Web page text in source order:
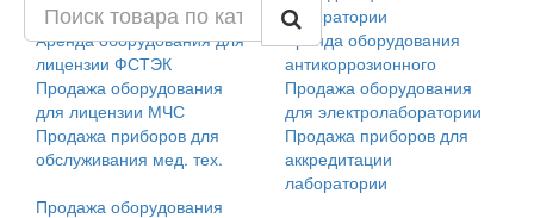
лаборатории
Аренда оборудования для
лицензии ФСТЭК
Аренда оборудования
антикоррозионного
Продажа оборудования
для лицензии МЧС
Продажа оборудования
для электролаборатории
Продажа приборов для
обслуживания мед. тех.
Продажа приборов для
аккредитации
лаборатории
Продажа оборудования